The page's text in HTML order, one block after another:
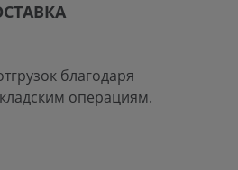
благодаря
операциям.